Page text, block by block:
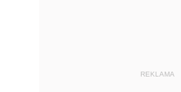
REKLAMA